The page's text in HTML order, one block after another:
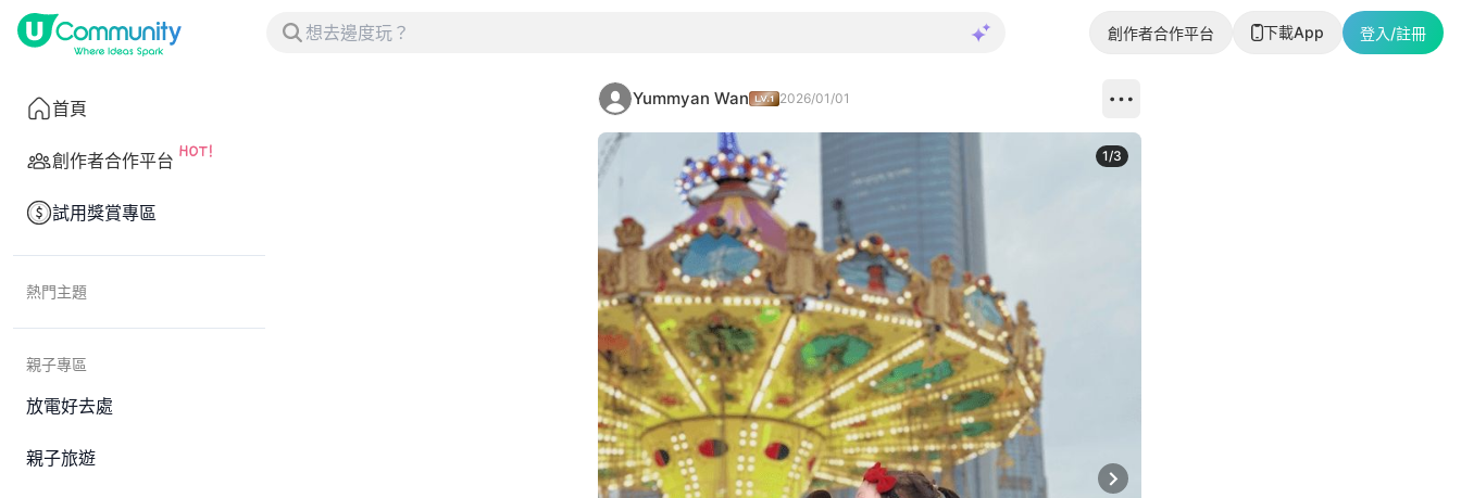
創作者合作平台 下載App 登入/註冊
首頁
創作者合作平台
試用獎賞專區
熱門主題
親子專區
放電好去處
親子旅遊
Yummyan Wan 2026/01/01
Next slide
1/3